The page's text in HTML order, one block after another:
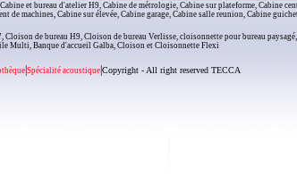
et bureau d'atelier H9, Cabine de métrologie, Cabine sur plateforme, Cabine
de machines, Cabine sur élevée, Cabine garage, Cabine salle reunion, Cabine
de bureau H9, Cloison de bureau Verlisse, cloisonnette pour bureau paysagé,
Multi, Banque d'accueil Galba, Cloison et Cloisonnette Flexi
Spécialité acoustique Copyright - All right reserved TECCA